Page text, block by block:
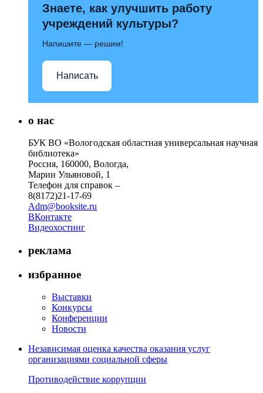
Знаете, как улучшить работу
учреждений культуры?
Напишите — решим!
Написать
о нас
БУК ВО «Вологодская областная универсальная научная
библиотека»
Россия, 160000, Вологда,
Марии Ульяновой, 1
Телефон для справок –
8(8172)21-17-69
Adm@booksite.ru
ВКонтакте
Видеохостинг
реклама
избранное
Выставки
Конкурсы
Конференции
Новости
Независимая оценка качества оказания услуг
организациями социальной сферы
Противодействие коррупции